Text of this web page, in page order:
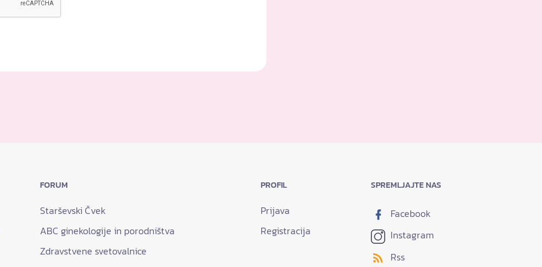
FORUM
Starševski Čvek
ABC ginekologije in porodništva
Zdravstvene svetovalnice
PROFIL
Prijava
Registracija
SPREMLJAJTE NAS
Facebook
Instagram
Rss